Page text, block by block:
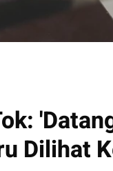
Dilihat